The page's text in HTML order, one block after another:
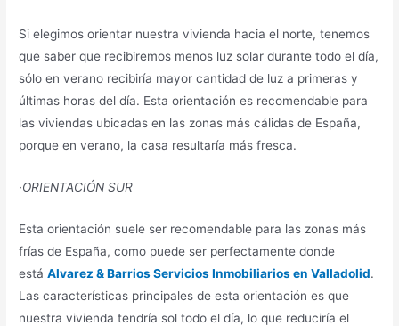
Si elegimos orientar nuestra vivienda hacia el norte, tenemos
que saber que recibiremos menos luz solar durante todo el día,
sólo en verano recibiría mayor cantidad de luz a primeras y
últimas horas del día. Esta orientación es recomendable para
las viviendas ubicadas en las zonas más cálidas de España,
porque en verano, la casa resultaría más fresca.
·ORIENTACIÓN SUR
Esta orientación suele ser recomendable para las zonas más
frías de España, como puede ser perfectamente donde
estáAlvarez & Barrios Servicios Inmobiliarios en Valladolid.
Las características principales de esta orientación es que
nuestra vivienda tendría sol todo el día, lo que reduciría el